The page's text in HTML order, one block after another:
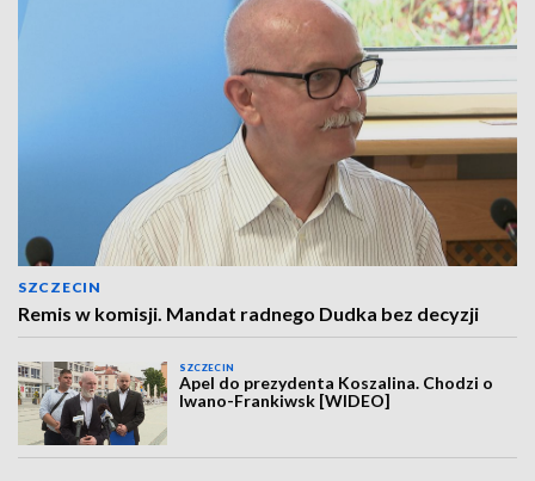
SZCZECIN
Remis w komisji. Mandat radnego Dudka bez decyzji
SZCZECIN
Apel do prezydenta Koszalina. Chodzi o
Iwano-Frankiwsk [WIDEO]